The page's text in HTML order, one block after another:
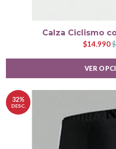
Calza Ciclismo
$14.990
VER
32%
DESC.